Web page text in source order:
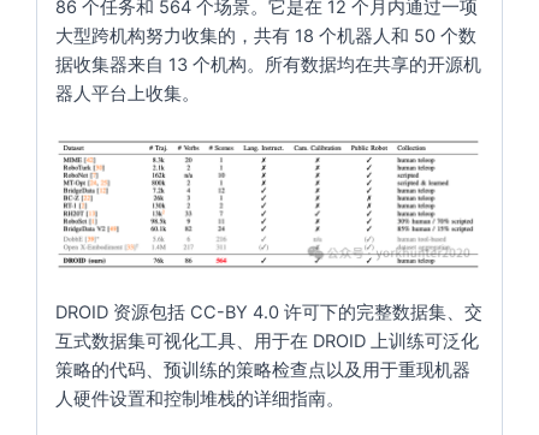
86 个任务和 564 个场景。它是在 12 个月内通过一项
大型跨机构努力收集的，共有 18 个机器人和 50 个数
据收集器来自 13 个机构。所有数据均在共享的开源机
器人平台上收集。
DROID 资源包括 CC-BY 4.0 许可下的完整数据集、交
互式数据集可视化工具、用于在 DROID 上训练可泛化
策略的代码、预训练的策略检查点以及用于重现机器
人硬件设置和控制堆栈的详细指南。